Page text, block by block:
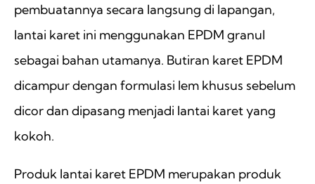
pembuatannya secara langsung di lapangan,
lantai karet ini menggunakan EPDM granul
sebagai bahan utamanya. Butiran karet EPDM
dicampur dengan formulasi lem khusus sebelum
dicor dan dipasang menjadi lantai karet yang
kokoh.
Produk lantai karet EPDM merupakan produk